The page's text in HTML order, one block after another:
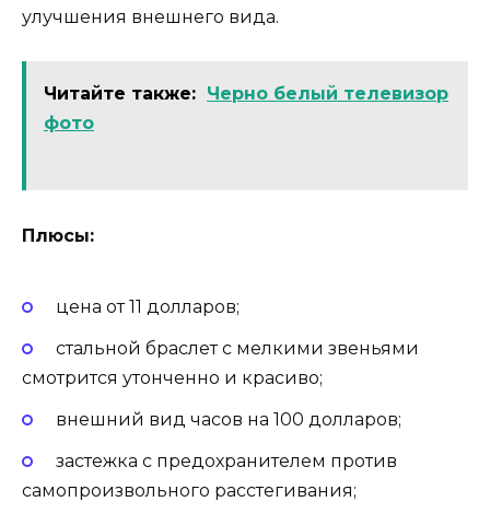
улучшения внешнего вида.
Читайте также: Черно белый телевизор
фото
Плюсы:
цена от 11 долларов;
стальной браслет с мелкими звеньями
смотрится утонченно и красиво;
внешний вид часов на 100 долларов;
застежка с предохранителем против
самопроизвольного расстегивания;